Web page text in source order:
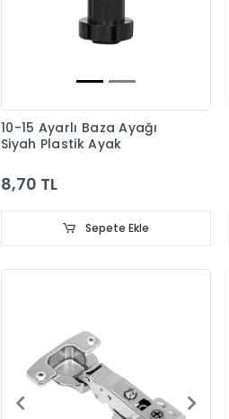
10-15 Ayarlı Baza Ayağı
Siyah Plastik Ayak
8,70 TL
Sepete Ekle